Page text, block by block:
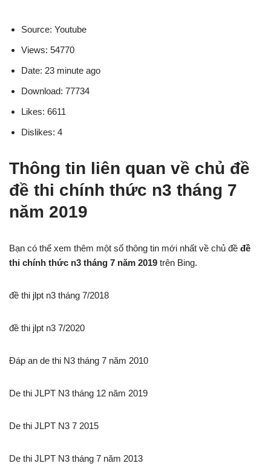
Source: Youtube
Views: 54770
Date: 23 minute ago
Download: 77734
Likes: 6611
Dislikes: 4
Thông tin liên quan về chủ đề
đề thi chính thức n3 tháng 7
năm 2019
Bạn có thể xem thêm một số thông tin mới nhất về chủ đề đề
thi chính thức n3 tháng 7 năm 2019 trên Bing.
đề thi jlpt n3 tháng 7/2018
đề thi jlpt n3 7/2020
Đáp an de thi N3 tháng 7 năm 2010
De thi JLPT N3 tháng 12 năm 2019
De thi JLPT N3 7 2015
De thi JLPT N3 tháng 7 năm 2013